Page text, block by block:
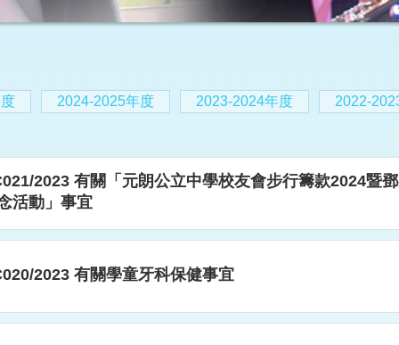
2024-2025年度 2023-2024年度 2022-
2023 有關「元朗公立中學校友會步行籌款2024暨
活動」事宜
2023 有關學童牙科保健事宜